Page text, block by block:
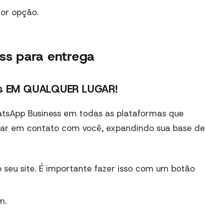
opção.
para entrega
QUALQUER LUGAR!
Business em todas as plataformas que
em contato com você, expandindo sua base de
site. É importante fazer isso com um botão